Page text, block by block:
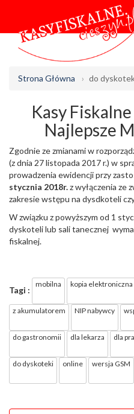
Strona Główna do
Kasy
Najlepsze
Zgodnie ze zmianami w
(z dnia 27 listopada 2017 r.) w
prowadzenia ewidencji przy
stycznia 2018r.z wyłączenia ze
zakresie wstępu na dysdkoteli
W związku z powyższym od 1
dyskoteli lub sali tanecznej
fiskalnej.
Tagi :
mobilna kopia elektroniczna
z akumulatorem NIP nabywcy
do gastronomii dla lekarza dla
do dyskoteki online wersja GSM